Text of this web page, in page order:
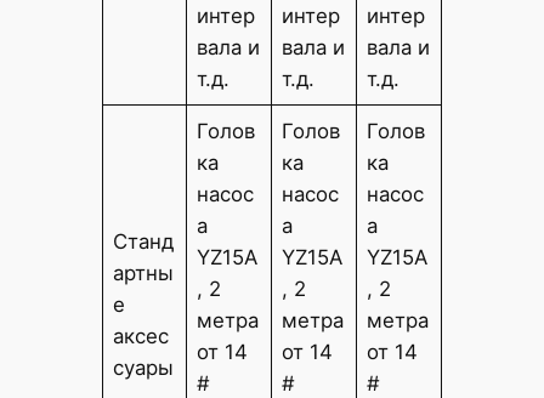
интер
вала и
т.д.
интер
вала и
т.д.
интер
вала и
т.д.
Станд
артны
е
аксес
суары
Голов
ка
насос
а
YZ15A
, 2
метра
от 14
#
Голов
ка
насос
а
YZ15A
, 2
метра
от 14
#
Голов
ка
насос
а
YZ15A
, 2
метра
от 14
#